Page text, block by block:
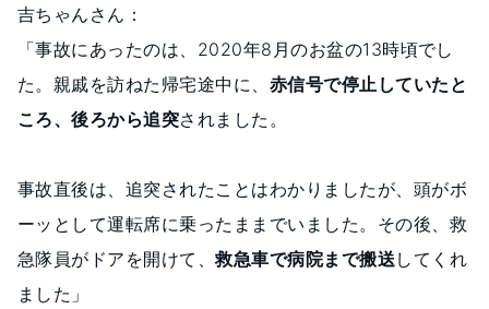
吉ちゃんさん：
「事故にあったのは、2020年8月のお盆の13時頃でし
た。親戚を訪ねた帰宅途中に、 赤信号で停止していたと
ころ、後ろから追突されました。
事故直後は、追突されたことはわかりましたが、頭がボ
ーッとして運転席に乗ったままでいました。その後、救
急隊員がドアを開けて、救急車で病院まで搬送 してくれ
ました」